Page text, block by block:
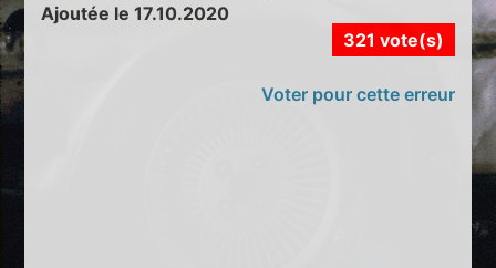
Ajoutée le 17.10.2020
321 vote(s)
Voter pour cette erreur